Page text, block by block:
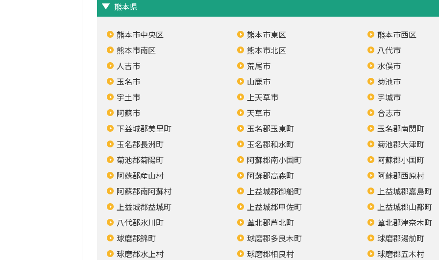
熊本県
熊本市中央区 熊本市東区
熊本市西区
熊本市南区
熊本市北区
八代市
人吉市
荒尾市
水俣市
玉名市
山鹿市
菊池市
宇土市
上天草市
宇城市
阿蘇市
天草市
合志市
下益城郡美里町
玉名郡玉東町
玉名郡南関町
玉名郡長洲町
玉名郡和水町
菊池郡大津町
菊池郡菊陽町
阿蘇郡南小国町
阿蘇郡小国町
阿蘇郡産山村
阿蘇郡高森町
阿蘇郡西原村
阿蘇郡南阿蘇村
上益城郡御船町
上益城郡嘉島町
上益城郡益城町
上益城郡甲佐町
上益城郡山都町
八代郡氷川町
葦北郡芦北町
葦北郡津奈木町
球磨郡錦町
球磨郡多良木町
球磨郡湯前町
球磨郡水上村
球磨郡相良村
球磨郡五木村